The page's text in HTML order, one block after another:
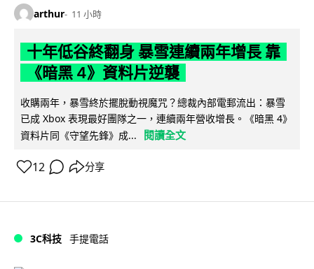
arthur 11 小時
十年低谷終翻身 暴雪連續兩年增長 靠
《暗黑 4》資料片逆襲
收購兩年，暴雪終於擺脫動視魔咒？總裁內部電郵流出：暴雪
已成 Xbox 表現最好團隊之一，連續兩年營收增長。《暗黑 4》
資料片同《守望先鋒》成...
閱讀全文
12 分享
3C科技 手提電話